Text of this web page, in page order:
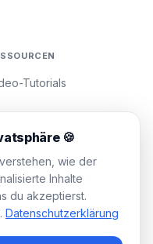
Tutorials
🍪
wie der
Inhalte
du akzeptierst.
Datenschutzerklärung